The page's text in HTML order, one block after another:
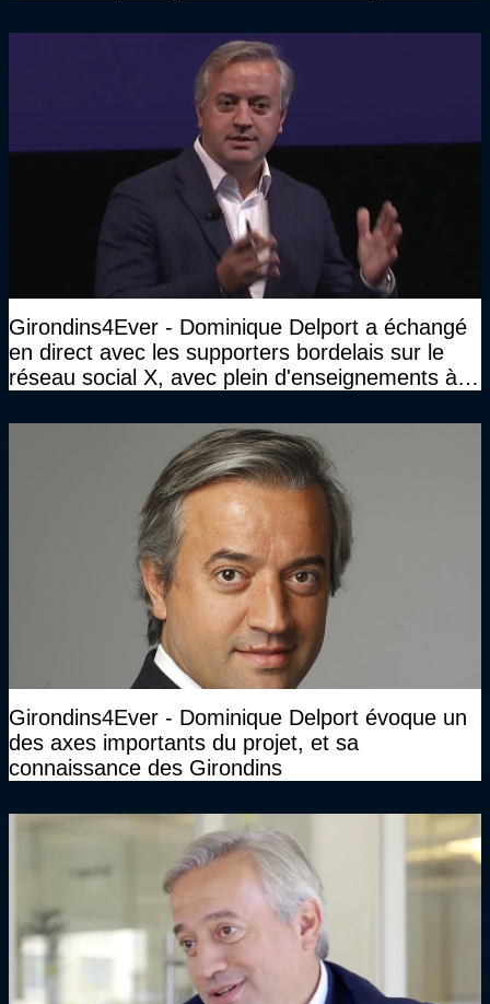
Girondins4Ever - Dominique Delport a échangé
en direct avec les supporters bordelais sur le
réseau social X, avec plein d'enseignements à la
Girondins4Ever - Dominique Delport évoque un
des axes importants du projet, et sa
connaissance des Girondins